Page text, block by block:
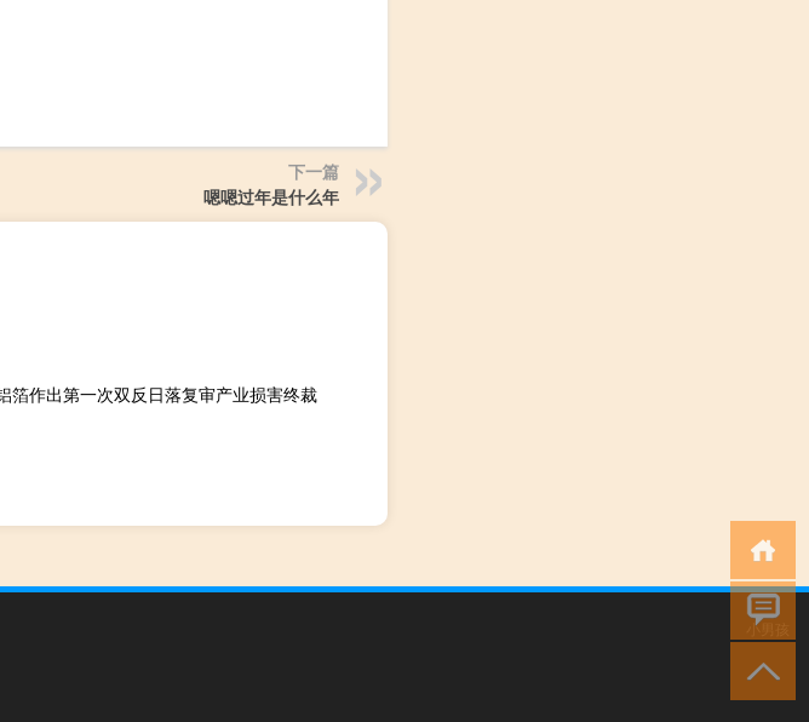
下一篇
嗯嗯过年是什么年
箔作出第一次双反日落复审产业损害终裁
小男孩